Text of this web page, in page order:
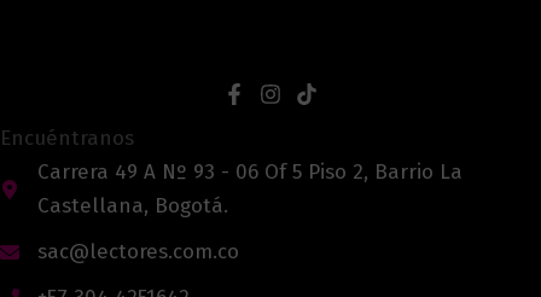
Encuéntranos
Carrera 49 A Nº 93 - 06 Of 5 Piso 2, Barrio La
Castellana, Bogotá.
sac@lectores.com.co